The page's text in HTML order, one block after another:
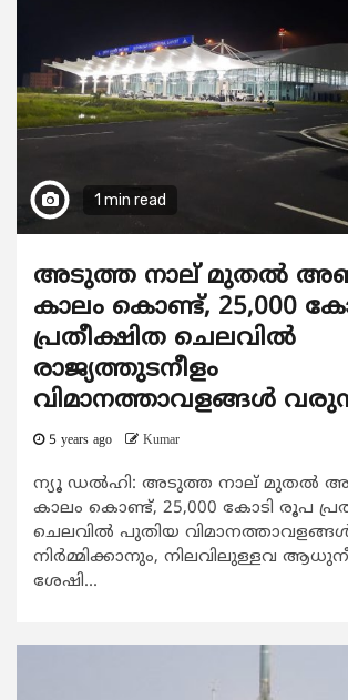
1 min read
അടുത്ത നാല് മുതല്‍
കാലം കൊണ്ട്, 25,000
പ്രതീക്ഷിത ചെലവില്‍
രാജ്യത്തുടനീളം
വിമാനത്താവളങ്ങള്‍
5 years ago Kumar
ന്യൂ ഡല്‍ഹി: അടുത്ത നാല് മുതല്‍
കാലം കൊണ്ട്, 25,000 കോടി രൂപ
ചെലവില്‍ പുതിയ
നിര്‍മ്മിക്കാനും, നിലവിലുള്ളവ
ശേഷി...